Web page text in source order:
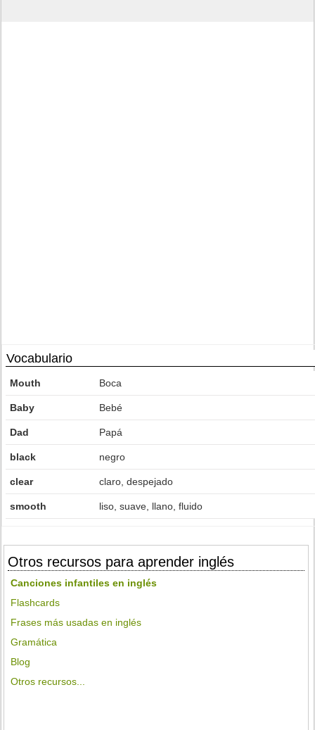
Vocabulario
Mouth Boca
Baby Bebé
Dad Papá
black negro
clear claro, despejado
smooth liso, suave, llano, fluido
Otros recursos para aprender inglés
Canciones infantiles en inglés
Flashcards
Frases más usadas en inglés
Gramática
Blog
Otros recursos...